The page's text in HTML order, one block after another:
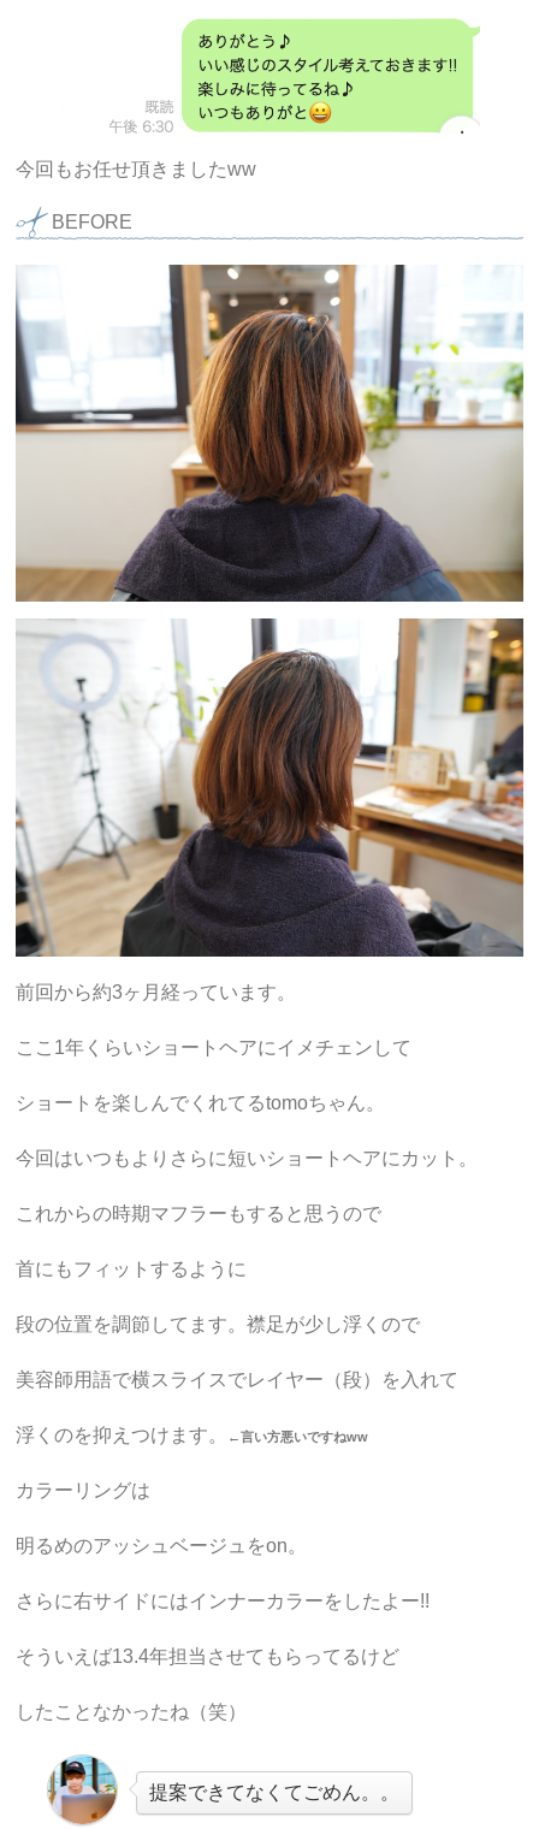
今回もお任せ頂きましたww
BEFORE
前回から約3ヶ月経っています。
ここ1年くらいショートヘアにイメチェンして
ショートを楽しんでくれてるtomoちゃん。
今回はいつもよりさらに短いショートヘアにカット。
これからの時期マフラーもすると思うので
首にもフィットするように
段の位置を調節してます。襟足が少し浮くので
美容師用語で横スライスでレイヤー（段）を入れて
浮くのを抑えつけます。 ←言い方悪いですねww
カラーリングは
明るめのアッシュベージュをon。
さらに右サイドにはインナーカラーをしたよー!!
そういえば13.4年担当させてもらってるけど
したことなかったね（笑）
提案できてなくてごめん。。